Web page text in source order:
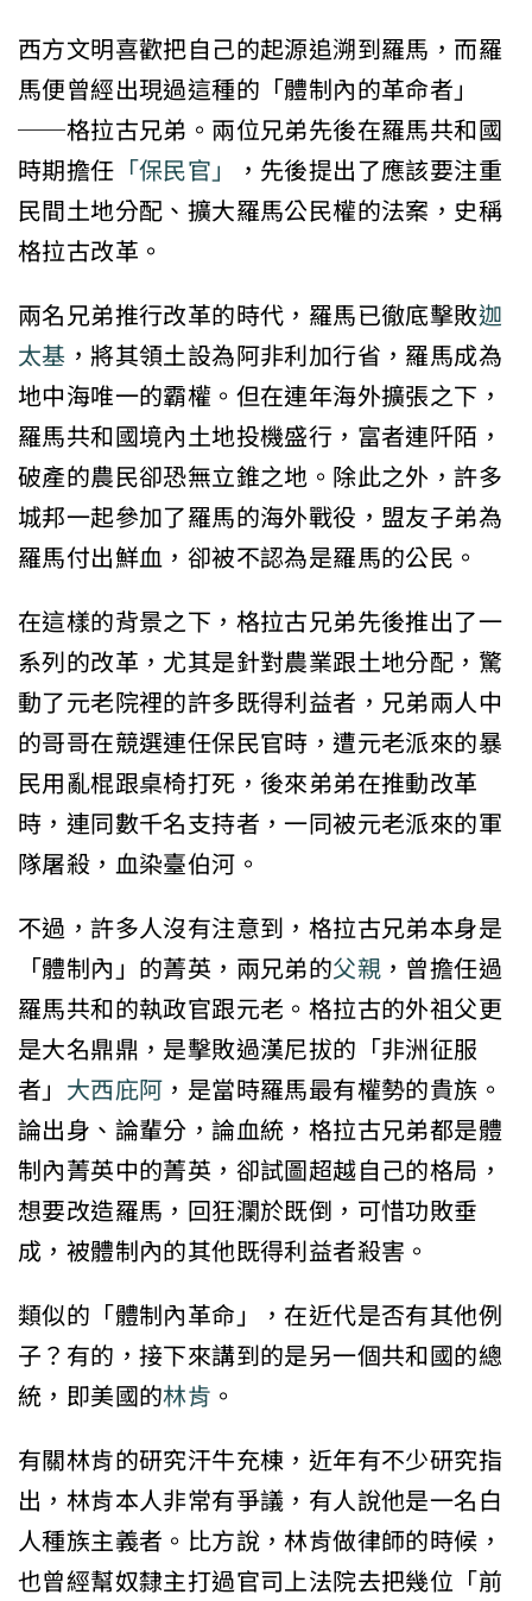
西方文明喜歡把自己的起源追溯到羅馬，而羅
馬便曾經出現過這種的「體制內的革命者」
──格拉古兄弟。兩位兄弟先後在羅馬共和國
時期擔任 「保民官」 ，先後提出了應該要注重
民間土地分配、擴大羅馬公民權的法案，史稱
格拉古改革。
兩名兄弟推行改革的時代，羅馬已徹底擊敗迦
太基，將其領土設為阿非利加行省，羅馬成為
地中海唯一的霸權。但在連年海外擴張之下，
羅馬共和國境內土地投機盛行，富者連阡陌，
破產的農民卻恐無立錐之地。除此之外，許多
城邦一起參加了羅馬的海外戰役，盟友子弟為
羅馬付出鮮血，卻被不認為是羅馬的公民。
在這樣的背景之下，格拉古兄弟先後推出了一
系列的改革，尤其是針對農業跟土地分配，驚
動了元老院裡的許多既得利益者，兄弟兩人中
的哥哥在競選連任保民官時，遭元老派來的暴
民用亂棍跟桌椅打死，後來弟弟在推動改革
時，連同數千名支持者，一同被元老派來的軍
隊屠殺，血染臺伯河。
不過，許多人沒有注意到，格拉古兄弟本身是
「體制內」的菁英，兩兄弟的父親，曾擔任過
羅馬共和的執政官跟元老。格拉古的外祖父更
是大名鼎鼎，是擊敗過漢尼拔的「非洲征服
者」 大西庇阿，是當時羅馬最有權勢的貴族。
論出身、論輩分，論血統，格拉古兄弟都是體
制內菁英中的菁英，卻試圖超越自己的格局，
想要改造羅馬，回狂瀾於既倒，可惜功敗垂
成，被體制內的其他既得利益者殺害。
類似的「體制內革命」，在近代是否有其他例
子？有的，接下來講到的是另一個共和國的總
統，即美國的林肯。
有關林肯的研究汗牛充棟，近年有不少研究指
出，林肯本人非常有爭議，有人說他是一名白
人種族主義者。比方說，林肯做律師的時候，
也曾經幫奴隸主打過官司上法院去把幾位「前